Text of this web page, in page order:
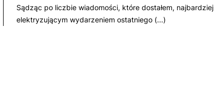
Sądząc po liczbie wiadomości, które dostałem, najbardziej
elektryzującym wydarzeniem ostatniego (...)